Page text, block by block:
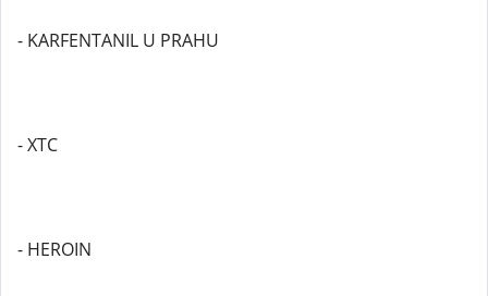
- KARFENTANIL U PRAHU
- XTC
- HEROIN